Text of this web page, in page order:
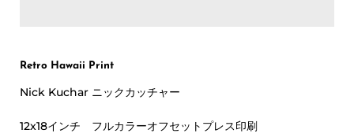
Retro Hawaii Print
Nick Kuchar ニックカッチャー
12x18インチ フルカラーオフセットプレス印刷